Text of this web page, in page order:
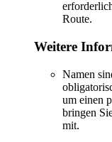
Route.
Weitere
Namen
um einen
bringen
mit.